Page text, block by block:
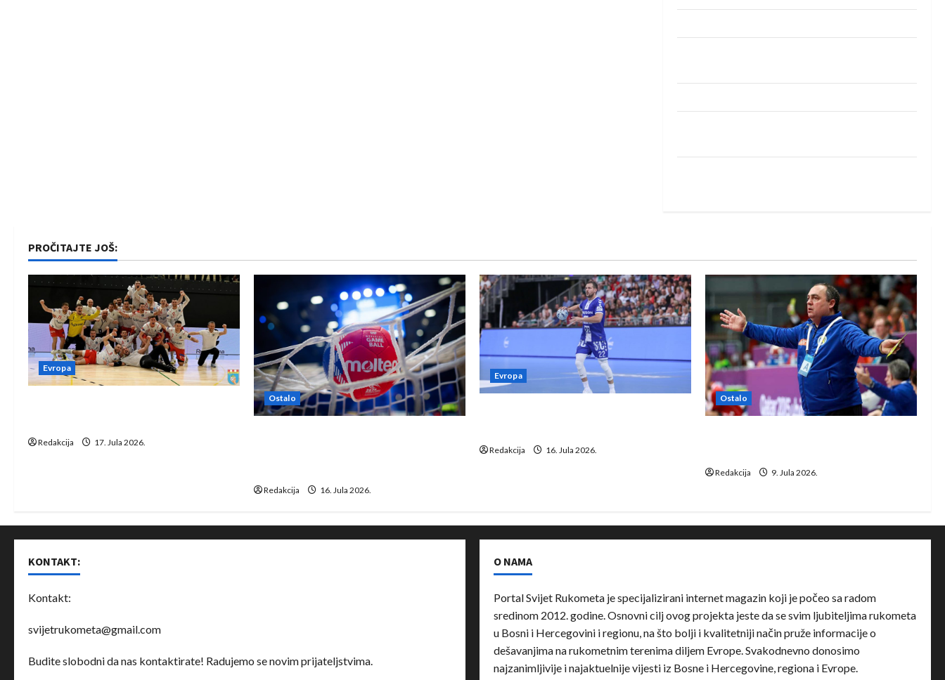
PROČITAJTE JOŠ:
Evropa
Redakcija 17. Jula 2026.
Ostalo
Redakcija 16. Jula 2026.
Evropa
Redakcija 16. Jula 2026.
Ostalo
Redakcija 9. Jula 2026.
KONTAKT:
Kontakt:
svijetrukometa@gmail.com
Budite slobodni da nas kontaktirate! Radujemo se novim prijateljstvima.
O NAMA
Portal Svijet Rukometa je specijalizirani internet magazin koji je počeo sa radom
sredinom 2012. godine. Osnovni cilj ovog projekta jeste da se svim ljubiteljima rukometa
u Bosni i Hercegovini i regionu, na što bolji i kvalitetniji način pruže informacije o
dešavanjima na rukometnim terenima diljem Evrope. Svakodnevno donosimo
najzanimljivije i najaktuelnije vijesti iz Bosne i Hercegovine, regiona i Evrope.